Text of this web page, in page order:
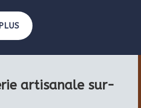
artisanale sur-